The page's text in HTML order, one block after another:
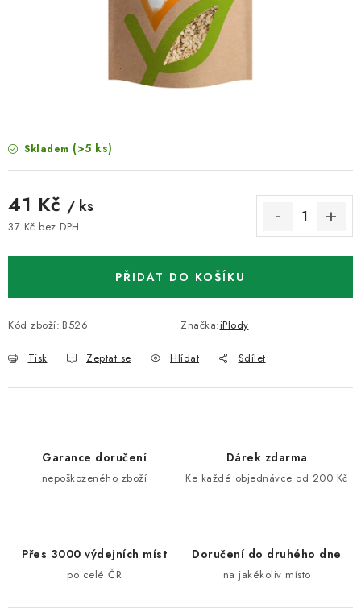
Reklamace a vrácení zboží
Skladem (>5 ks)
41 Kč / ks
37 Kč bez DPH
PŘIDAT DO KOŠÍKU
Kód zboží: B526 Značka:iPlody
Tisk Zeptat se Hlídat Sdílet
Garance doručení
nepoškozeného zboží
Dárek zdarma
Ke každé objednávce od 200 Kč
Přes 3000 výdejních míst
po celé ČR
Doručení do druhého dne
na jakékoliv místo